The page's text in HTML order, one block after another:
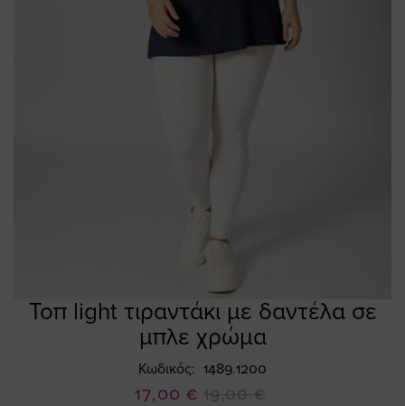
Τοπ light τιραντάκι με δαντέλα σε
μπλε χρώμα
Κωδικός 1489.1200
Ειδική
17,00 € 19,00 €
Skip